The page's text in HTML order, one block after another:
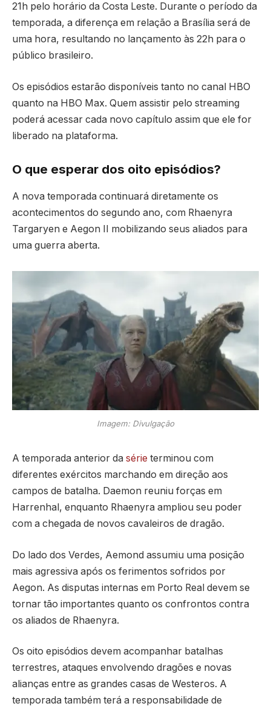
21h pelo horário da Costa Leste. Durante o período da
temporada, a diferença em relação a Brasília será de
uma hora, resultando no lançamento às 22h para o
público brasileiro.
Os episódios estarão disponíveis tanto no canal HBO
quanto na HBO Max. Quem assistir pelo streaming
poderá acessar cada novo capítulo assim que ele for
liberado na plataforma.
O que esperar dos oito episódios?
A nova temporada continuará diretamente os
acontecimentos do segundo ano, com Rhaenyra
Targaryen e Aegon II mobilizando seus aliados para
uma guerra aberta.
Imagem: Divulgação
A temporada anterior da série terminou com
diferentes exércitos marchando em direção aos
campos de batalha. Daemon reuniu forças em
Harrenhal, enquanto Rhaenyra ampliou seu poder
com a chegada de novos cavaleiros de dragão.
Do lado dos Verdes, Aemond assumiu uma posição
mais agressiva após os ferimentos sofridos por
Aegon. As disputas internas em Porto Real devem se
tornar tão importantes quanto os confrontos contra
os aliados de Rhaenyra.
Os oito episódios devem acompanhar batalhas
terrestres, ataques envolvendo dragões e novas
alianças entre as grandes casas de Westeros. A
temporada também terá a responsabilidade de